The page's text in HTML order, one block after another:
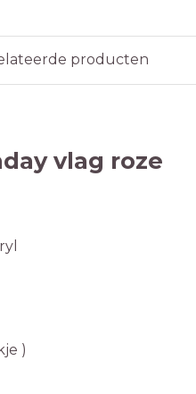
producten
vlag roze
)